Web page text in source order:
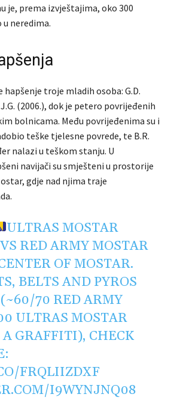
je, prema izvještajima, oko 300
u neredima.
hapšenje troje mladih osoba: G.D.
J.G. (2006.), dok je petero povrijeđenih
bolnicama. Među povrijeđenima su i
teške tjelesne povrede, te B.R.
nalazi u teškom stanju. U
navijači su smješteni u prostorije
gdje nad njima traje
ULTRAS MOSTAR
RED ARMY MOSTAR
OF MOSTAR.
BELTS AND PYROS
70 RED ARMY
ULTRAS MOSTAR
GRAFFITI), CHECK
FRQLIIZDXF
I9WYNJNQ08